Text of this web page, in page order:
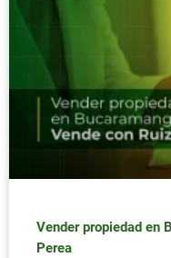
Vender propiedad en
Perea